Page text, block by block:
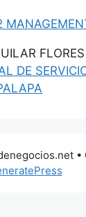
FLORES
DE
•